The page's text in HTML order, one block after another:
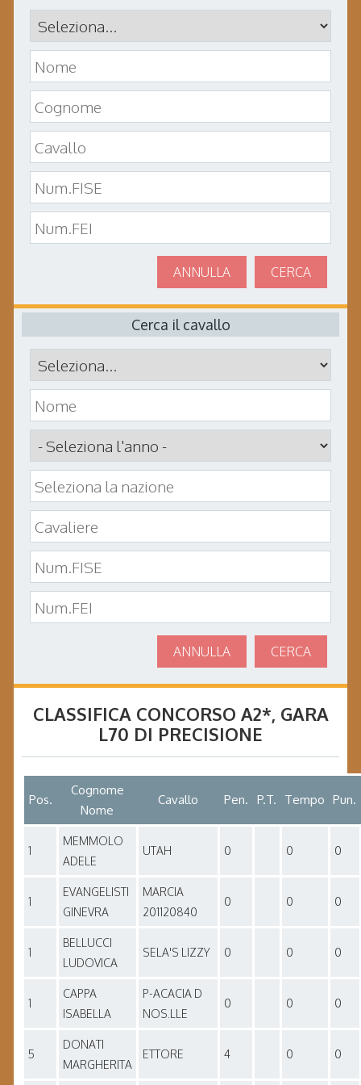
CERCA
ANNULLA
Cerca il cavallo
CERCA
ANNULLA
CLASSIFICA CONCORSO A2*, GARA
L70 DI PRECISIONE
Pos.
Cognome
Nome
Cavallo Pen. P.T. Tempo Pun.
1
MEMMOLO
ADELE
UTAH 0 0 0
1
EVANGELISTI
GINEVRA
MARCIA
201120840
0 0 0
1
BELLUCCI
LUDOVICA
SELA'S LIZZY 0 0 0
1
CAPPA
ISABELLA
P-ACACIA D
NOS.LLE
0 0 0
5
DONATI
MARGHERITA
ETTORE 4 0 0